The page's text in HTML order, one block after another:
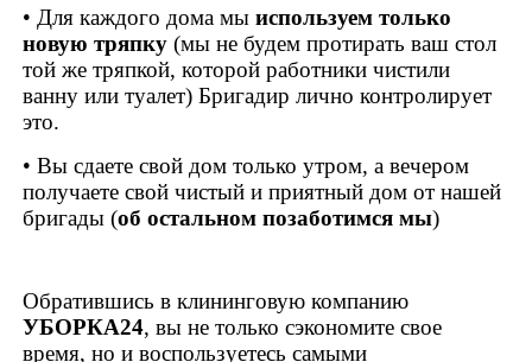
• Для каждого дома мы используем только
новую тряпку(мы не будем протирать ваш стол
той же тряпкой, которой работники чистили
ванну или туалет) Бригадир лично контролирует
это.
• Вы сдаете свой дом только утром, а вечером
получаете свой чистый и приятный дом от нашей
бригады (об остальном позаботимся мы)
Обратившись в клининговую компанию
УБОРКА24, вы не только сэкономите свое
время, но и воспользуетесь самыми